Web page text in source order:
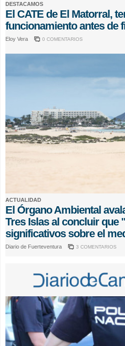
DESTACAMOS
El CATE de El Matorral,
funcionamiento antes de
Eloy Vera 0 COMENTARIOS
ACTUALIDAD
El Órgano Ambiental
Tres Islas al concluir que
significativos sobre el
Diario de Fuerteventura 3 COMENTARIOS